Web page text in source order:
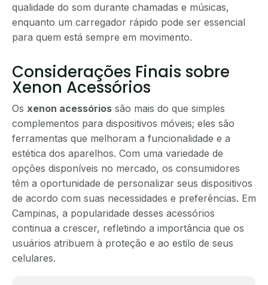
qualidade do som durante chamadas e músicas,
enquanto um carregador rápido pode ser essencial
para quem está sempre em movimento.
Considerações Finais sobre
Xenon Acessórios
Os xenon acessórios são mais do que simples
complementos para dispositivos móveis; eles são
ferramentas que melhoram a funcionalidade e a
estética dos aparelhos. Com uma variedade de
opções disponíveis no mercado, os consumidores
têm a oportunidade de personalizar seus dispositivos
de acordo com suas necessidades e preferências. Em
Campinas, a popularidade desses acessórios
continua a crescer, refletindo a importância que os
usuários atribuem à proteção e ao estilo de seus
celulares.